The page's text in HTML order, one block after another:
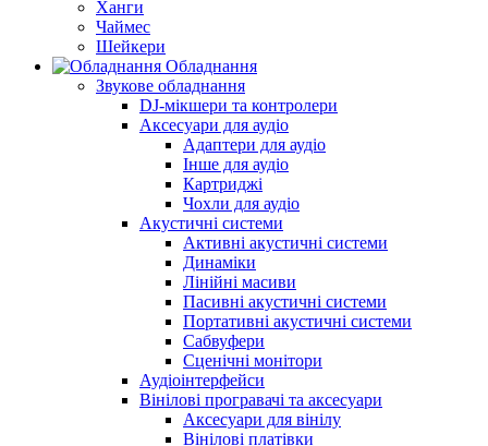
Ханги
Чаймес
Шейкери
Обладнання
Звукове обладнання
DJ-мікшери та контролери
Аксесуари для аудіо
Адаптери для аудіо
Інше для аудіо
Картриджі
Чохли для аудіо
Акустичні системи
Активні акустичні системи
Динаміки
Лінійні масиви
Пасивні акустичні системи
Портативні акустичні системи
Сабвуфери
Сценічні монітори
Аудіоінтерфейси
Вінілові програвачі та аксесуари
Аксесуари для вінілу
Вінілові платівки